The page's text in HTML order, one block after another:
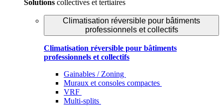
Solutions collectives et tertiaires
Climatisation réversible pour bâtiments
professionnels et collectifs
Climatisation réversible pour bâtiments
professionnels et collectifs
Gainables / Zoning
Muraux et consoles compactes
VRF
Multi-splits